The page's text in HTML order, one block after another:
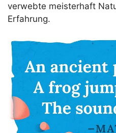
verwebte meisterhaft
Erfahrung.